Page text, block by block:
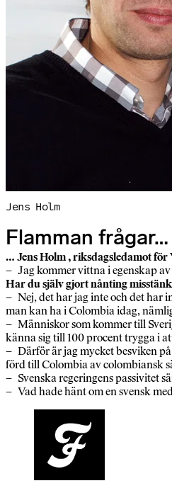
Jens Holm
Flamman frågar…
… Jens Holm , riksdagsledamot
– Jag kommer vittna i egenskap
Har du själv gjort nånting
– Nej, det har jag inte och det har
man kan ha i Colombia idag,
– Människor som kommer till
känna sig till 100 procent trygga i
– Därför är jag mycket besviken
förd till Colombia av colombiansk
– Svenska regeringens passivitet
– Vad hade hänt om en svensk